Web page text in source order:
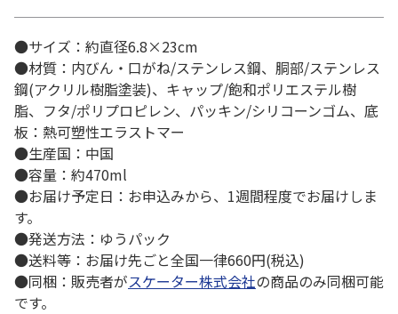
●サイズ：約直径6.8×23cm
●材質：内びん・口がね/ステンレス鋼、胴部/ステンレス
鋼(アクリル樹脂塗装)、キャップ/飽和ポリエステル樹
脂、フタ/ポリプロピレン、パッキン/シリコーンゴム、底
板：熱可塑性エラストマー
●生産国：中国
●容量：約470ml
●お届け予定日：お申込みから、1週間程度でお届けしま
す。
●発送方法：ゆうパック
●送料等：お届け先ごと全国一律660円(税込)
●同梱：販売者がスケーター株式会社の商品のみ同梱可能
です。